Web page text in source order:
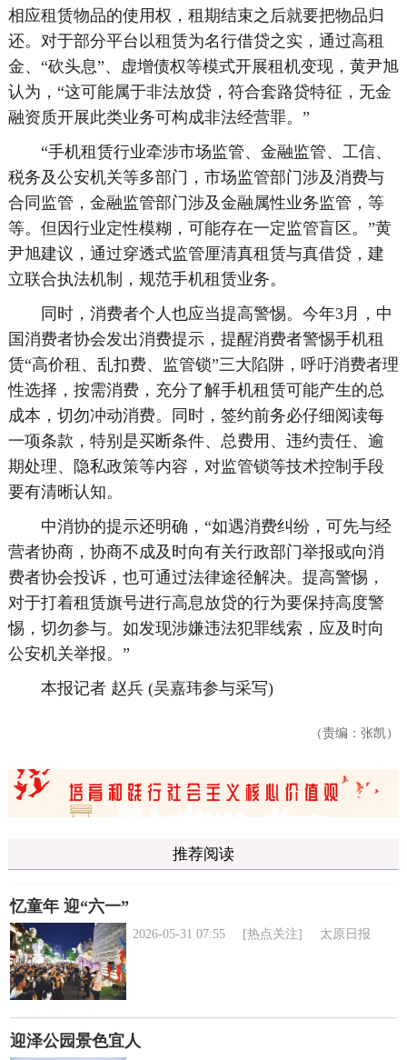
相应租赁物品的使用权，租期结束之后就要把物品归
还。对于部分平台以租赁为名行借贷之实，通过高租
金、“砍头息”、虚增债权等模式开展租机变现，黄尹旭
认为，“这可能属于非法放贷，符合套路贷特征，无金
融资质开展此类业务可构成非法经营罪。”
“手机租赁行业牵涉市场监管、金融监管、工信、
税务及公安机关等多部门，市场监管部门涉及消费与
合同监管，金融监管部门涉及金融属性业务监管，等
等。但因行业定性模糊，可能存在一定监管盲区。”黄
尹旭建议，通过穿透式监管厘清真租赁与真借贷，建
立联合执法机制，规范手机租赁业务。
同时，消费者个人也应当提高警惕。今年3月，中
国消费者协会发出消费提示，提醒消费者警惕手机租
赁“高价租、乱扣费、监管锁”三大陷阱，呼吁消费者理
性选择，按需消费，充分了解手机租赁可能产生的总
成本，切勿冲动消费。同时，签约前务必仔细阅读每
一项条款，特别是买断条件、总费用、违约责任、逾
期处理、隐私政策等内容，对监管锁等技术控制手段
要有清晰认知。
中消协的提示还明确，“如遇消费纠纷，可先与经
营者协商，协商不成及时向有关行政部门举报或向消
费者协会投诉，也可通过法律途径解决。提高警惕，
对于打着租赁旗号进行高息放贷的行为要保持高度警
惕，切勿参与。如发现涉嫌违法犯罪线索，应及时向
公安机关举报。”
本报记者 赵兵 (吴嘉玮参与采写)
（责编：张凯）
推荐阅读
忆童年 迎“六一”
2026-05-31 07:55 [热点关注] 太原日报
迎泽公园景色宜人